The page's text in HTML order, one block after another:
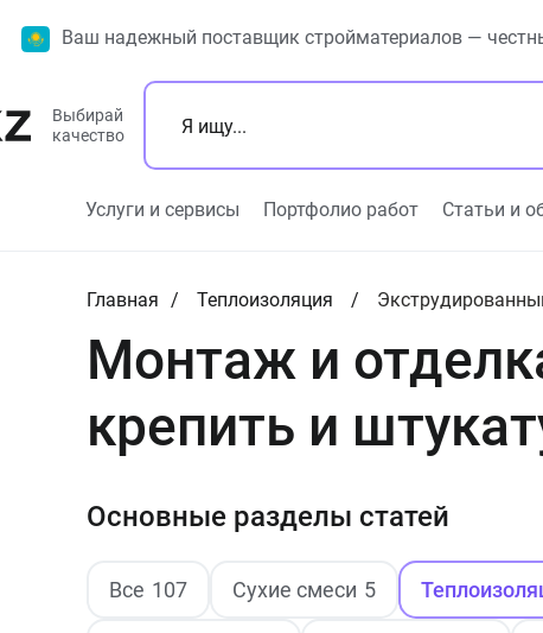
Ваш надежный поставщик стройматериалов —
Выбирай
качество
Услуги и сервисы Портфолио работ Статьи и
Главная Теплоизоляция
Монтаж и
крепить и
Основные разделы статей
Все 107 Сухие смеси 5